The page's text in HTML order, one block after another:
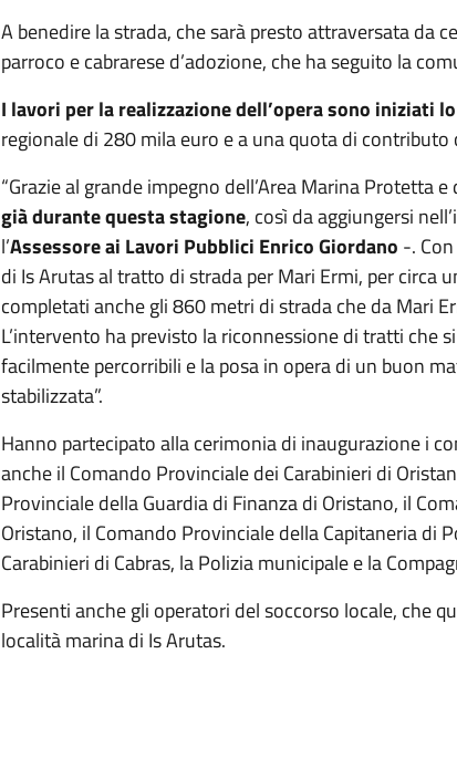
A benedire la strada, che sarà presto attraversata da
parroco e cabrarese d’adozione, che ha seguito la
I lavori per la realizzazione dell’opera sono iniziati
regionale di 280 mila euro e a una quota di
“Grazie al grande impegno dell’Area Marina Protetta e
già durante questa stagione, così da aggiungersi
l’Assessore ai Lavori Pubblici Enrico Giordano -.
di Is Arutas al tratto di strada per Mari Ermi, per
completati anche gli 860 metri di strada che da Mari
L’intervento ha previsto la riconnessione di tratti che
facilmente percorribili e la posa in opera di un buon
stabilizzata”.
Hanno partecipato alla cerimonia di inaugurazione i
anche il Comando Provinciale dei Carabinieri di
Provinciale della Guardia di Finanza di Oristano, il
Oristano, il Comando Provinciale della Capitaneria di
Carabinieri di Cabras, la Polizia municipale e la
Presenti anche gli operatori del soccorso locale, che
località marina di Is Arutas.